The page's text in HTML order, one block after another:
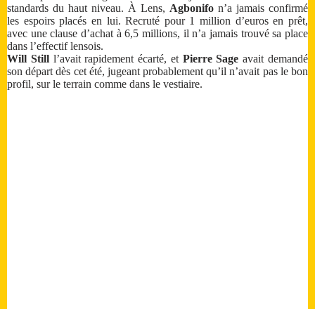
standards du haut niveau. À Lens, Agbonifo n’a jamais confirmé
les espoirs placés en lui. Recruté pour 1 million d’euros en prêt,
avec une clause d’achat à 6,5 millions, il n’a jamais trouvé sa place
dans l’effectif lensois.
Will Stilll’avait rapidement écarté, et Pierre Sage avait demandé
son départ dès cet été, jugeant probablement qu’il n’avait pas le bon
profil, sur le terrain comme dans le vestiaire.